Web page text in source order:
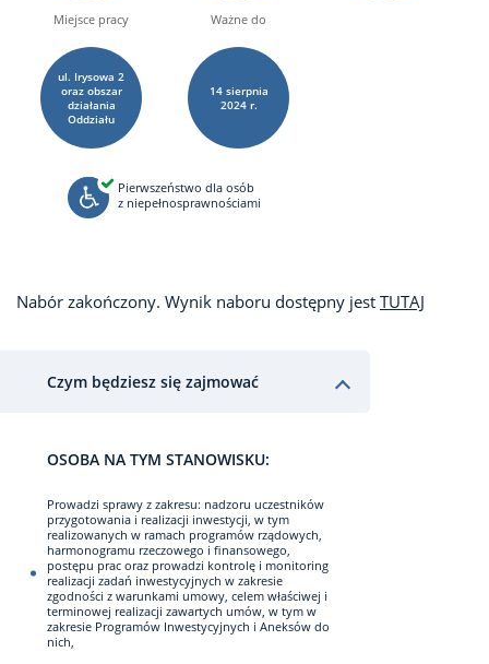
Miejsce pracy
ul. Irysowa 2
oraz obszar
działania
Oddziału
Ważne do
14 sierpnia
2024 r.
Pierwszeństwo dla osób
z niepełnosprawnościami
Nabór zakończony. Wynik naboru dostępny jest TUTAJ
Czym będziesz się zajmować
OSOBA NA TYM STANOWISKU:
Prowadzi sprawy z zakresu: nadzoru uczestników
przygotowania i realizacji inwestycji, w tym
realizowanych w ramach programów rządowych,
harmonogramu rzeczowego i finansowego,
postępu prac oraz prowadzi kontrolę i monitoring
realizacji zadań inwestycyjnych w zakresie
zgodności z warunkami umowy, celem właściwej i
terminowej realizacji zawartych umów, w tym w
zakresie Programów Inwestycyjnych i Aneksów do
nich,